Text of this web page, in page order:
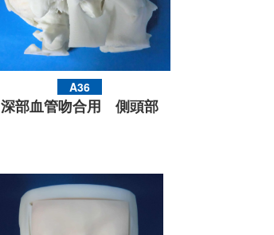
A36
深部血管吻合用 側頭部